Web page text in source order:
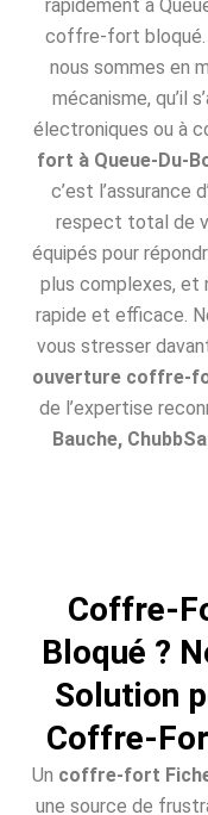
rapidement à
coffre-fort bloqué.
nous sommes en
mécanisme, qu’il
électroniques ou à
fort à Queue-Du-
c’est l’assurance
respect total de
équipés pour
plus complexes, et
rapide et efficace.
vous stresser
ouverture coffre-
de l’expertise
Bauche,
Coffre-
Bloqué ?
Solution
Coffre-
Un coffre-fort
une source de